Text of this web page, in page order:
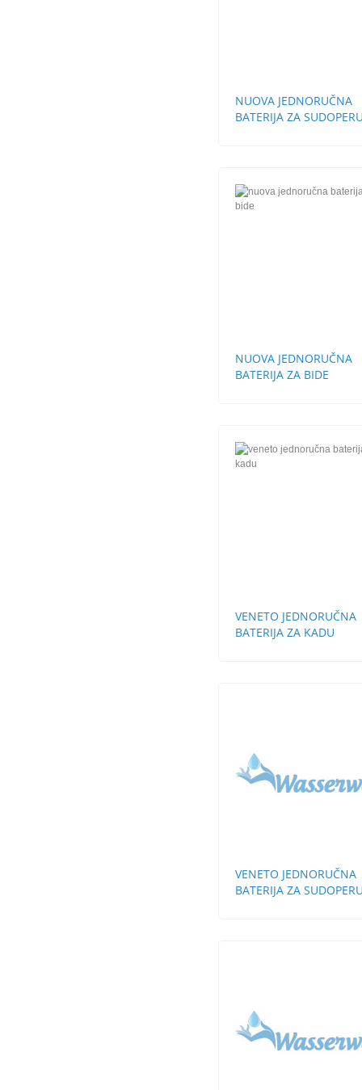
NUOVA JEDNORUČNA
BATERIJA ZA
NUOVA JEDNORUČNA
BATERIJA ZA BIDE
VENETO JEDNORUČNA
BATERIJA ZA KADU
VENETO JEDNORUČNA
BATERIJA ZA